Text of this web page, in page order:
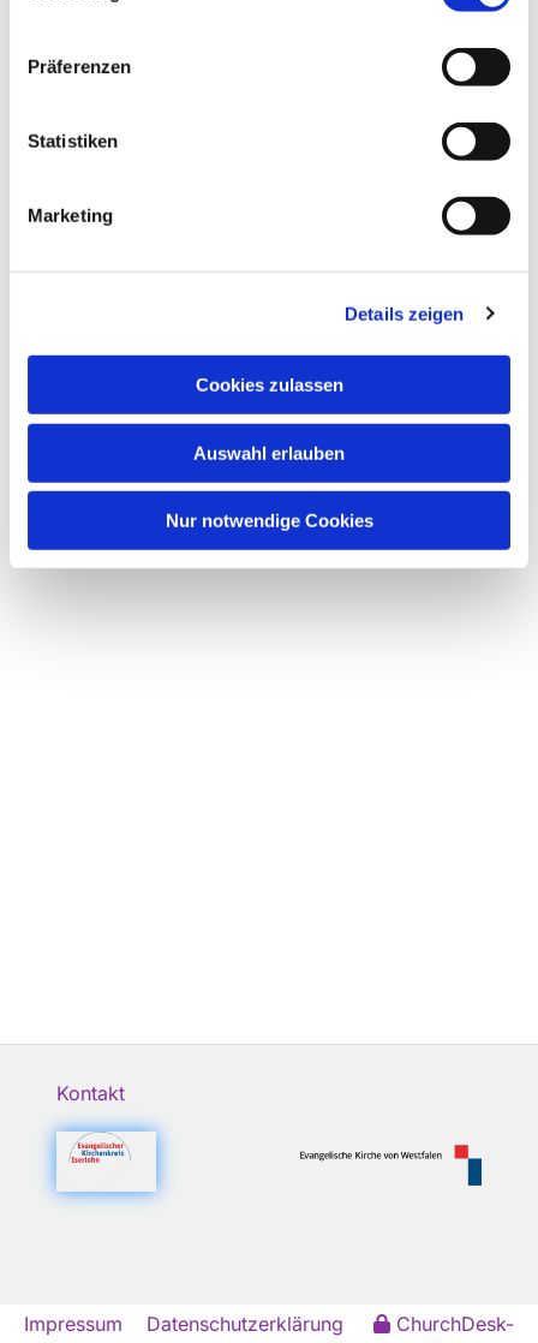
Präferenzen
Statistiken
Marketing
Details zeigen
Cookies zulassen
Auswahl erlauben
Nur notwendige Cookies
interessieren
Kontakt
Impressum Datenschutzerklärung ChurchDesk-